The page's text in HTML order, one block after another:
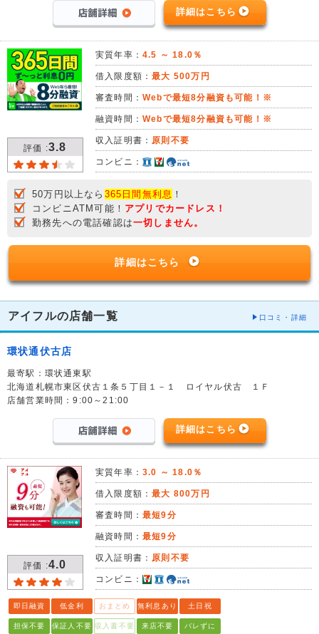
詳細はこちら
評価 :3.8
実質年率： 4.5 ～ 18.0％
借入限度額：最大 500万円
審査時間： Webで最短8分融資も可能！※
融資時間： Webで最短8分融資も可能！※
収入証明書： 原則不要
コンビニ：
50万円以上なら 365日間無利息 ！
コンビニATM可能！ アプリでカードレス！
勤務先への電話確認は一切しません。
詳細はこちら
アイフルの店舗一覧 口コミ・詳細
環状通伏古店
最寄駅：環状通東駅
北海道札幌市東区伏古１条５丁目１－１ ロイヤル伏古 １Ｆ
店舗営業時間：9:00～21:00
詳細はこちら
評価 :4.0
実質年率： 3.0 ～ 18.0％
借入限度額：最大 800万円
審査時間： 最短9分
融資時間： 最短9分
収入証明書： 原則不要
コンビニ：
即日融資 低金利 おまとめ 無利息あり 土日祝
担保不要 保証人不要 収入書不要 来店不要 バレずに